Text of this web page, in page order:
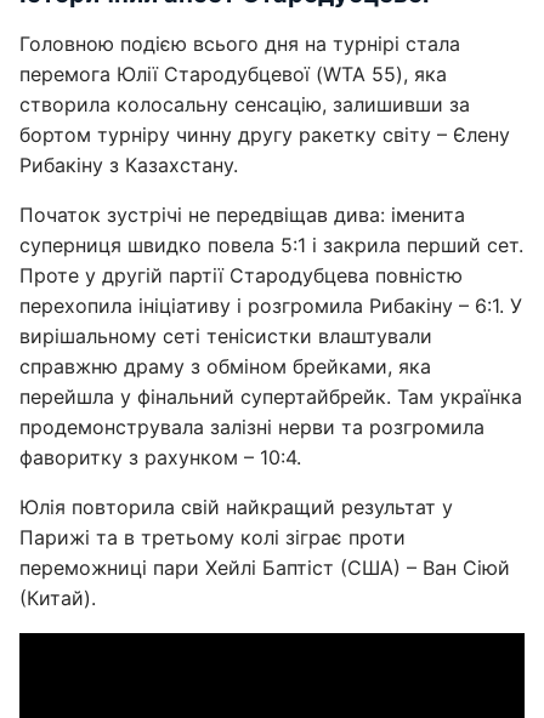
Головною подією всього дня на турнірі стала
перемога Юлії Стародубцевої (WTA 55), яка
створила колосальну сенсацію, залишивши за
бортом турніру чинну другу ракетку світу – Єлену
Рибакіну з Казахстану.
Початок зустрічі не передвіщав дива: іменита
суперниця швидко повела 5:1 і закрила перший сет.
Проте у другій партії Стародубцева повністю
перехопила ініціативу і розгромила Рибакіну – 6:1. У
вирішальному сеті тенісистки влаштували
справжню драму з обміном брейками, яка
перейшла у фінальний супертайбрейк. Там українка
продемонструвала залізні нерви та розгромила
фаворитку з рахунком – 10:4.
Юлія повторила свій найкращий результат у
Парижі та в третьому колі зіграє проти
переможниці пари Хейлі Баптіст (США) – Ван Сіюй
(Китай).